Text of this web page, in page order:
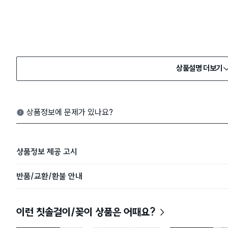
상품설명 더보기
상품정보에 문제가 있나요?
상품정보 제공 고시
반품/교환/환불 안내
이런 칫솔걸이/꽂이 상품은 어때요?